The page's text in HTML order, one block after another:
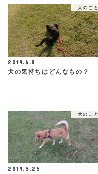
犬のこと
2019.6.8
犬の気持ちはどんなもの？
犬のこと
2019.5.25